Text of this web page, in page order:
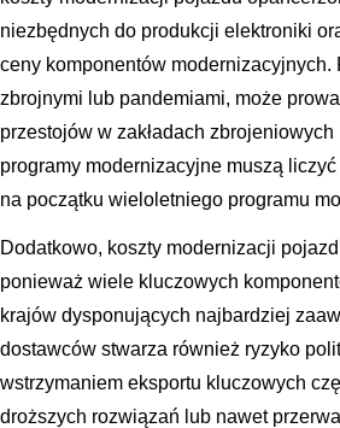
niezbędnych do produkcji elektroniki
ceny komponentów
zbrojnymi lub pandemiami, może
przestojów w zakładach
programy modernizacyjne muszą
na początku wieloletniego programu
Dodatkowo, koszty modernizacji
ponieważ wiele kluczowych
krajów dysponujących najbardziej
dostawców stwarza również ryzyko
wstrzymaniem eksportu kluczowych
droższych rozwiązań lub nawet